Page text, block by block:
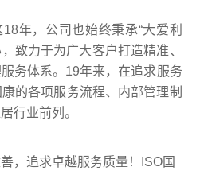
年，公司也始终秉承“大爱利
致力于为广大客户打造精准、
务体系。19年来，在追求服务
的各项服务流程、内部管理制
行业前列。
，追求卓越服务质量！ISO国